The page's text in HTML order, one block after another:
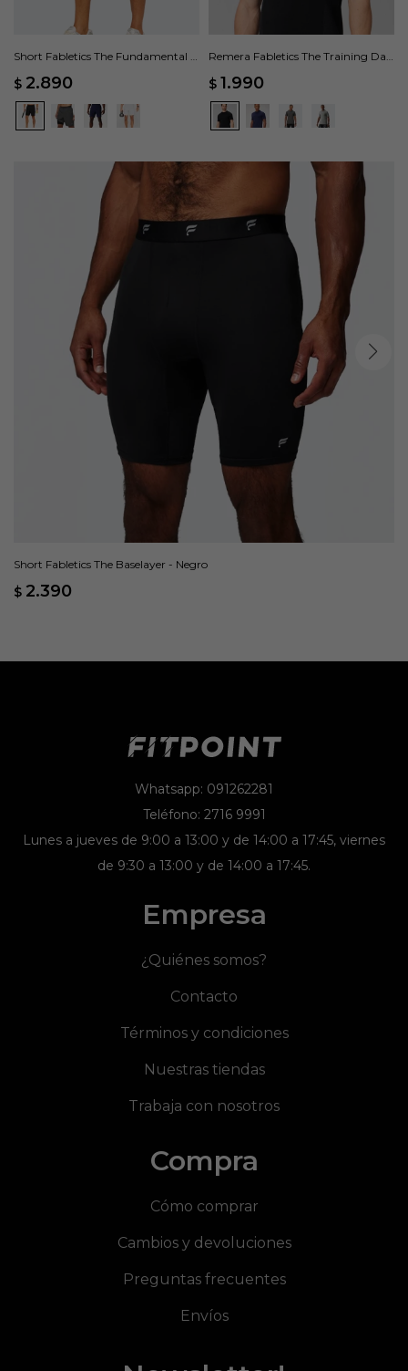
Short Fabletics The Fundamental II
$ 2.890
Remera Fabletics The Training Day
$ 1.990
Short Fabletics The Baselayer - Negro
$ 2.390
Whatsapp: 091262281
Teléfono: 2716 9991
Lunes a jueves de 9:00 a 13:00 y de 14:00 a 17:45, viernes
de 9:30 a 13:00 y de 14:00 a 17:45.
Empresa
¿Quiénes somos?
Contacto
Términos y condiciones
Nuestras tiendas
Trabaja con nosotros
Compra
Cómo comprar
Cambios y devoluciones
Preguntas frecuentes
Envíos